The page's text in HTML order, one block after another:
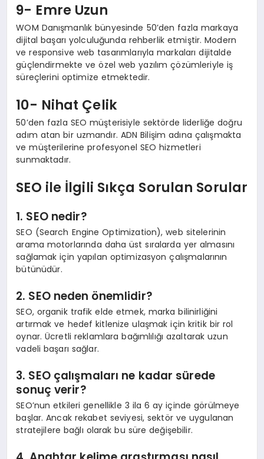
9- Emre Uzun
WOM Danışmanlık bünyesinde 50’den fazla markaya
dijital başarı yolculuğunda rehberlik etmiştir. Modern
ve responsive web tasarımlarıyla markaları dijitalde
güçlendirmekte ve özel web yazılım çözümleriyle iş
süreçlerini optimize etmektedir.
10- Nihat Çelik
50’den fazla SEO müşterisiyle sektörde liderliğe doğru
adım atan bir uzmandır. ADN Bilişim adına çalışmakta
ve müşterilerine profesyonel SEO hizmetleri
sunmaktadır.
SEO ile İlgili Sıkça Sorulan Sorular
1. SEO nedir?
SEO (Search Engine Optimization), web sitelerinin
arama motorlarında daha üst sıralarda yer almasını
sağlamak için yapılan optimizasyon çalışmalarının
bütünüdür.
2. SEO neden önemlidir?
SEO, organik trafik elde etmek, marka bilinirliğini
artırmak ve hedef kitlenize ulaşmak için kritik bir rol
oynar. Ücretli reklamlara bağımlılığı azaltarak uzun
vadeli başarı sağlar.
3. SEO çalışmaları ne kadar sürede
sonuç verir?
SEO’nun etkileri genellikle 3 ila 6 ay içinde görülmeye
başlar. Ancak rekabet seviyesi, sektör ve uygulanan
stratejilere bağlı olarak bu süre değişebilir.